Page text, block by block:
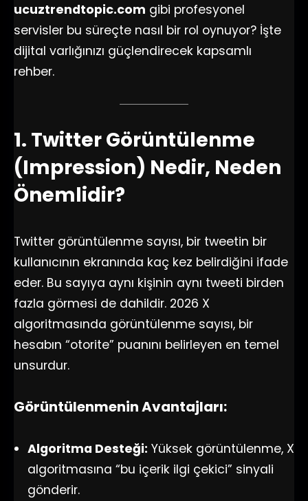
ucuztrendtopic.com gibi profesyonel
servisler bu süreçte nasıl bir rol oynuyor? İşte
dijital varlığınızı güçlendirecek kapsamlı
rehber.
1. Twitter Görüntülenme
(Impression) Nedir, Neden
Önemlidir?
Twitter görüntülenme sayısı, bir tweetin bir
kullanıcının ekranında kaç kez belirdiğini ifade
eder. Bu sayıya aynı kişinin aynı tweeti birden
fazla görmesi de dahildir. 2026 X
algoritmasında görüntülenme sayısı, bir
hesabın “otorite” puanını belirleyen en temel
unsurdur.
Görüntülenmenin Avantajları:
Algoritma Desteği: Yüksek görüntülenme, X
algoritmasına “bu içerik ilgi çekici” sinyali
gönderir.